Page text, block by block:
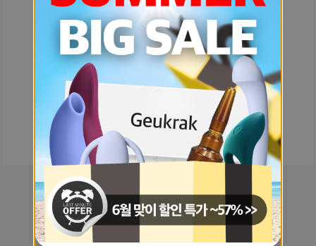
예상치 못한 에러입니다.